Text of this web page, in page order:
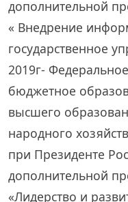
дополнительной
« Внедрение
государственное
2019г-
бюджетное
высшего
народного
при Президенте
дополнительной
«Лидерство и